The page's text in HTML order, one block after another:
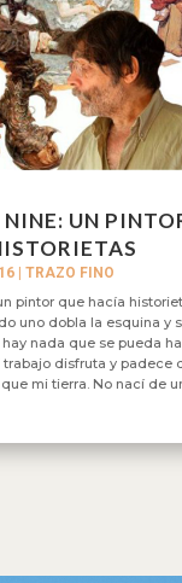
NINE: UN
| TRAZO FINO
pintor que hacía
uno dobla la esquina y
nada que se pueda
disfruta y padece
mi tierra. No nací de